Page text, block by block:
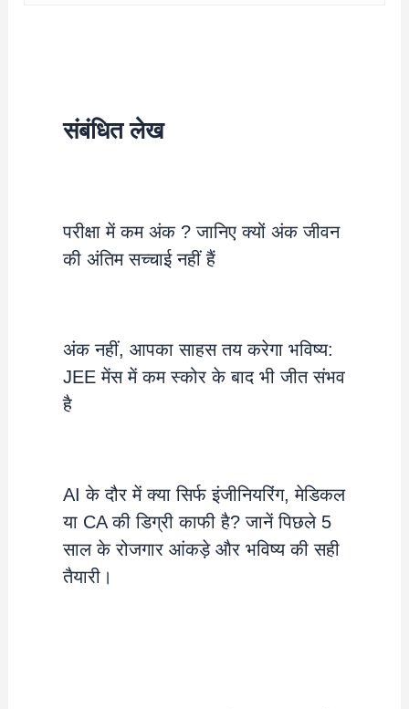
संबंधित लेख
परीक्षा में कम अंक ? जानिए क्यों अंक जीवन
की अंतिम सच्चाई नहीं हैं
अंक नहीं, आपका साहस तय करेगा भविष्य:
JEE मेंस में कम स्कोर के बाद भी जीत संभव
है
AI के दौर में क्या सिर्फ इंजीनियरिंग, मेडिकल
या CA की डिग्री काफी है? जानें पिछले 5
साल के रोजगार आंकड़े और भविष्य की सही
तैयारी।